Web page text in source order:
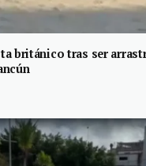
británico tras ser